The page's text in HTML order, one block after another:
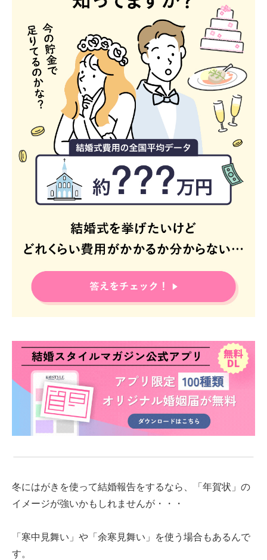
冬にはがきを使って結婚報告をするなら、「年賀状」の
イメージが強いかもしれませんが・・・
「寒中見舞い」や「余寒見舞い」を使う場合もあるんで
す。